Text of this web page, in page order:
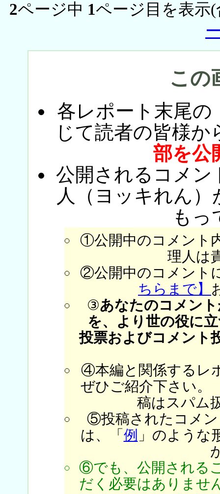
2ページ中 1ページ目を表示(
この
各レポート末尾の
じて読者の皆様か
部を公
公開されるコメン
人（ヨッキれん
もっ
①公開中のコメント
理人は
②公開中のコメント
ちらまで】
③あなたのコメン
を、より世の役に
投票およびコメント
④本編と関係するレ
ぜひご紹介下さい。
稿はスパム
⑤投稿されたコメン
は、「 例 」のような
⑥でも、公開される
だく必要はありませ